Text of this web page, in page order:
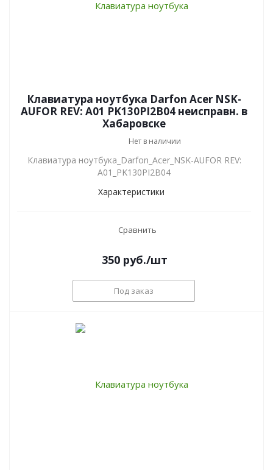
Клавиатура ноутбука Darfon Acer NSK-
AUFOR REV: A01 PK130PI2B04 неисправн. в
Хабаровске
Нет в наличии
Клавиатура ноутбука_Darfon_Acer_NSK-AUFOR REV:
A01_PK130PI2B04
Характеристики
Сравнить
350руб./шт
Под заказ